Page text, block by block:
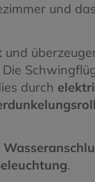
und
und
durch
.